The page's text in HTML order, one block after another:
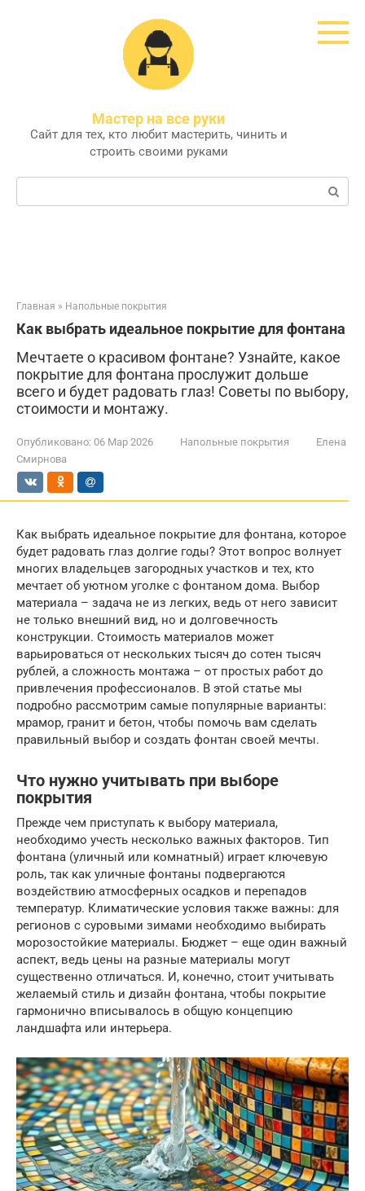
Мастер на все руки
Сайт для тех, кто любит мастерить, чинить и
строить своими руками
Поиск:
Главная » Напольные покрытия
Как выбрать идеальное покрытие для фонтана
Мечтаете о красивом фонтане? Узнайте, какое
покрытие для фонтана прослужит дольше
всего и будет радовать глаз! Советы по выбору,
стоимости и монтажу.
Опубликовано: 06 Мар 2026 Напольные покрытия
Елена
Смирнова
Как выбрать идеальное покрытие для фонтана, которое
будет радовать глаз долгие годы? Этот вопрос волнует
многих владельцев загородных участков и тех, кто
мечтает об уютном уголке с фонтаном дома. Выбор
материала – задача не из легких, ведь от него зависит
не только внешний вид, но и долговечность
конструкции. Стоимость материалов может
варьироваться от нескольких тысяч до сотен тысяч
рублей, а сложность монтажа – от простых работ до
привлечения профессионалов. В этой статье мы
подробно рассмотрим самые популярные варианты:
мрамор, гранит и бетон, чтобы помочь вам сделать
правильный выбор и создать фонтан своей мечты.
Что нужно учитывать при выборе
покрытия
Прежде чем приступать к выбору материала,
необходимо учесть несколько важных факторов. Тип
фонтана (уличный или комнатный) играет ключевую
роль, так как уличные фонтаны подвергаются
воздействию атмосферных осадков и перепадов
температур. Климатические условия также важны: для
регионов с суровыми зимами необходимо выбирать
морозостойкие материалы. Бюджет – еще один важный
аспект, ведь цены на разные материалы могут
существенно отличаться. И, конечно, стоит учитывать
желаемый стиль и дизайн фонтана, чтобы покрытие
гармонично вписывалось в общую концепцию
ландшафта или интерьера.